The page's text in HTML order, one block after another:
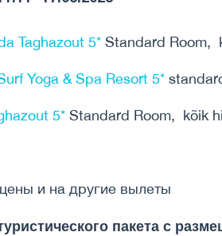
Taghazout 5* Standard Room,
Yoga & Spa Resort 5*
5* Standard Room, kõik
и на другие вылеты
пакета с